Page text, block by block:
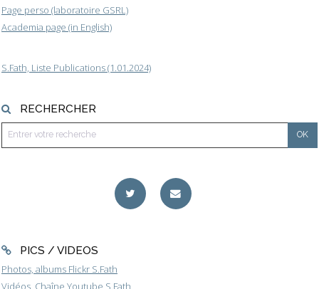
Page perso (laboratoire GSRL)
Academia page (in English)
S.Fath, Liste Publications (1.01.2024)
RECHERCHER
PICS / VIDEOS
Photos, albums Flickr S.Fath
Vidéos, Chaîne Youtube S.Fath